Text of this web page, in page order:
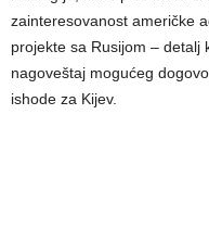
zainteresovanost američke
projekte sa Rusijom – detalj
nagoveštaj mogućeg
ishode za Kijev.